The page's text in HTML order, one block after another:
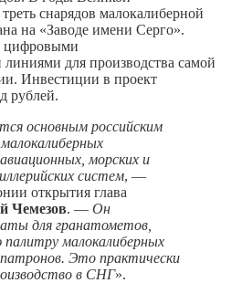
снарядов малокалиберной
на «Заводе имени Серго».
цифровыми
для производства самой
Инвестиции в проект
рублей.
основным российским
морских и
систем, —
открытия глава
Чемезов. — Он
для гранатометов,
палитру малокалиберных
Это практически
в СНГ».